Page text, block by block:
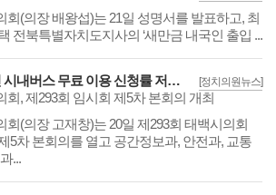
회(의장 배왕섭)는 21일 성명서를 발표하고, 최
전북특별자치도지사의 ‘새만금 내국인 출입 ...
[정치의원뉴스]
“어르신 시내버스 무료 이용 신청률 저조”
회, 제293회 임시회 제5차 본회의 개최
회(의장 고재창)는 20일 제293회 태백시의회
5차 본회의를 열고 공간정보과, 안전과, 교통
...